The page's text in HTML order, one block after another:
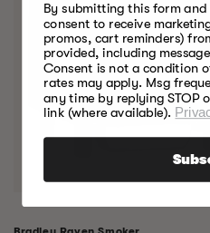
By submitting this form
consent to receive
promos, cart reminders)
provided, including
Consent is not a condition
rates may apply. Msg
any time by replying STOP
link (where available).